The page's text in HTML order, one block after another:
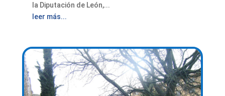
la Diputación de León,...
leer más...